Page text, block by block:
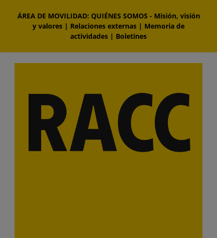
contenido
ÁREA DE MOVILIDAD: QUIÉNES SOMOS - Misión, visión
y valores | Relaciones externas | Memoria de
actividades | Boletines